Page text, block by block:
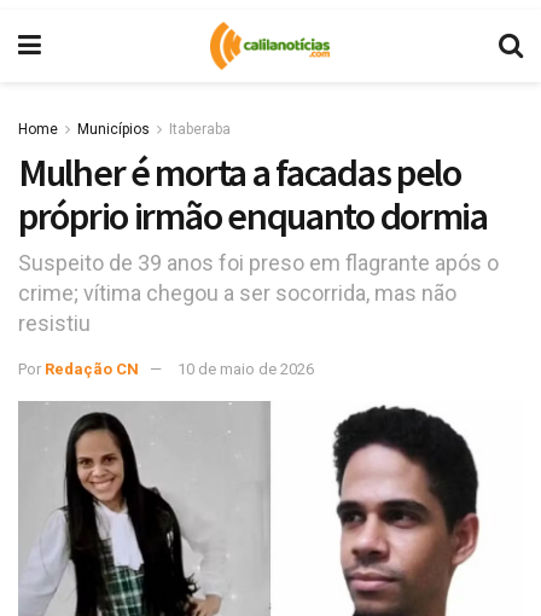
Home Municípios Itaberaba
Mulher é morta a facadas pelo
próprio irmão enquanto dormia
Suspeito de 39 anos foi preso em flagrante após o
crime; vítima chegou a ser socorrida, mas não
resistiu
Por Redação CN 10 de maio de 2026